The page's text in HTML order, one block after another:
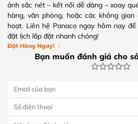
ảnh sắc nét – kết nối dễ dàng – xoay
hàng, văn phòng, hoặc các không
hoạt. Liên hệ Panaco ngay hôm nay
đặt lịch lắp đặt nhanh chóng!
Đặt Hàng Ngay!
Bạn muốn đánh giá cho